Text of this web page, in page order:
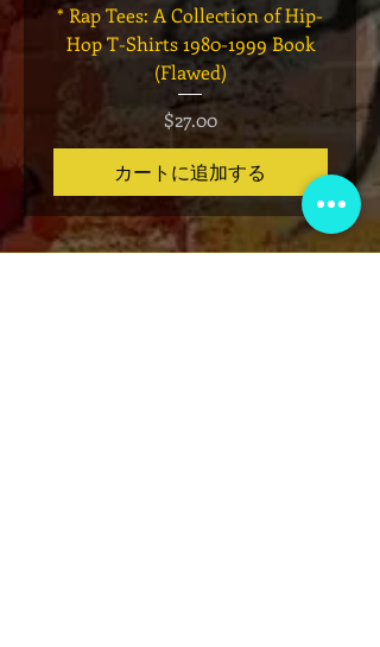
* Rap Tees: A Collection of Hip-
Hop T-Shirts 1980-1999 Book
(Flawed)
価格
$27.00
カートに追加する